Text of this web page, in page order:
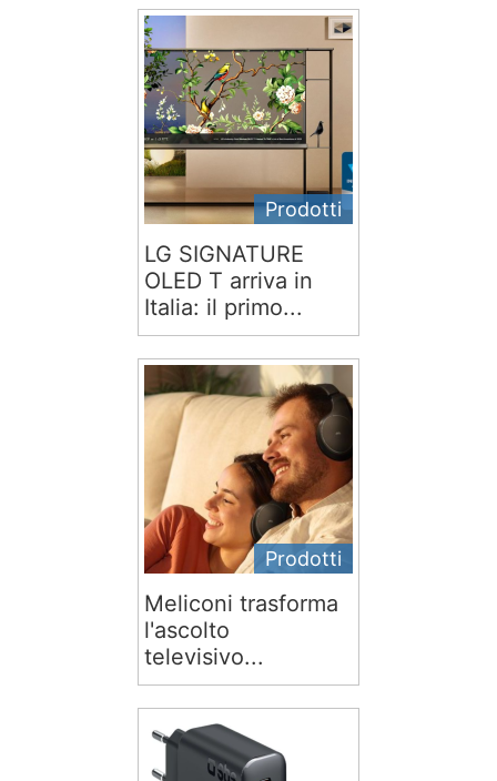
Prodotti
LG SIGNATURE
OLED T arriva in
Italia: il primo...
Prodotti
Meliconi trasforma
l'ascolto
televisivo...